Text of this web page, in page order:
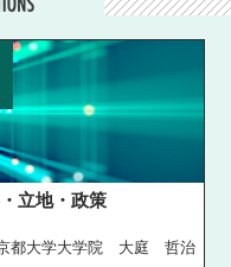
立地・政策
都大学大学院 大庭 哲治